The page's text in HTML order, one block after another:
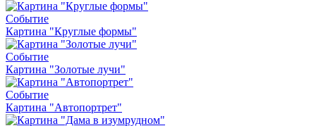
Событие
Картина "Круглые формы"
Событие
Картина "Золотые лучи"
Событие
Картина "Автопортрет"